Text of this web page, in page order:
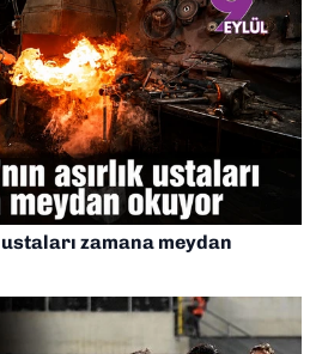
ustaları zamana meydan